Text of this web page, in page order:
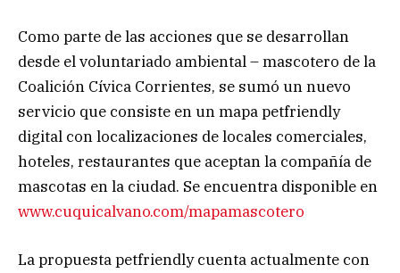
Como parte de las acciones que se desarrollan
desde el voluntariado ambiental – mascotero de la
Coalición Cívica Corrientes, se sumó un nuevo
servicio que consiste en un mapa petfriendly
digital con localizaciones de locales comerciales,
hoteles, restaurantes que aceptan la compañía de
mascotas en la ciudad. Se encuentra disponible en
www.cuquicalvano.com/mapamascotero
La propuesta petfriendly cuenta actualmente con